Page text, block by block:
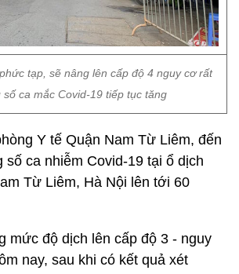
tạp, sẽ nâng lên cấp độ 4 nguy cơ rất
số ca mắc Covid-19 tiếp tục tăng
Y tế Quận Nam Từ Liêm, đến
số ca nhiễm Covid-19 tại ổ dịch
Từ Liêm, Hà Nội lên tới 60
mức độ dịch lên cấp độ 3 - nguy
nay, sau khi có kết quả xét